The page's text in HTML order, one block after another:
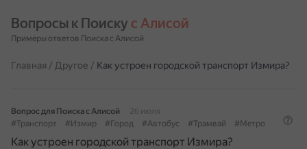
Вопросы к Поиску с Алисой
Примеры ответов Поиска с Алисой
Главная / Другое / Как устроен городской транспорт Измира?
Вопрос для Поиска с Алисой
26 июля
#Транспорт
#Измир #Город #Автобус #Трамвай #Метро
Как устроен городской транспорт Измира?